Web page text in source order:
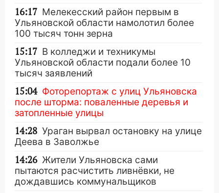
16:17 Мелекесский район первым в
Ульяновской области намолотил более
100 тысяч тонн зерна
15:17 В колледжи и техникумы
Ульяновской области подали более 10
тысяч заявлений
15:04 Фоторепортаж с улиц Ульяновска
после шторма: поваленные деревья и
затопленные улицы
14:28 Ураган вырвал остановку на улице
Деева в Заволжье
14:26 Жители Ульяновска сами
пытаются расчистить ливнёвки, не
дождавшись коммунальщиков